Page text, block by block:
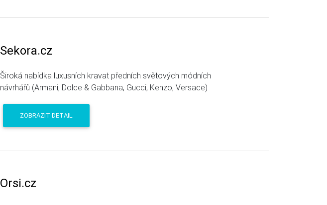
Sekora.cz
Široká nabídka luxusních kravat předních světových módních
návrhářů (Armani, Dolce & Gabbana, Gucci, Kenzo, Versace)
ZOBRAZIT DETAIL
Orsi.cz